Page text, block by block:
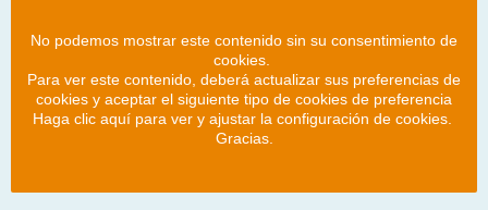
No podemos mostrar este contenido sin su consentimiento de
cookies.
Para ver este contenido, deberá actualizar sus preferencias de
cookies y aceptar el siguiente tipo de cookies de preferencia
Haga clic aquí para ver y ajustar la configuración de cookies.
Gracias.